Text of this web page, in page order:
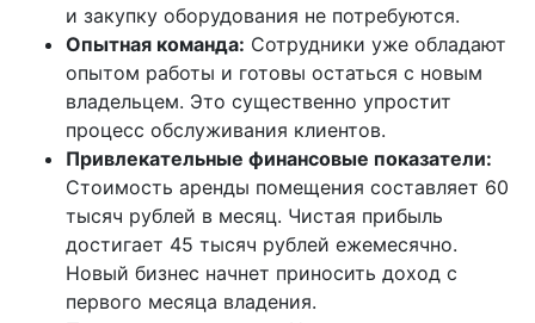
и закупку оборудования не потребуются.
Опытная команда: Сотрудники уже обладают
опытом работы и готовы остаться с новым
владельцем. Это существенно упростит
процесс обслуживания клиентов.
Привлекательные финансовые показатели:
Стоимость аренды помещения составляет 60
тысяч рублей в месяц. Чистая прибыль
достигает 45 тысяч рублей ежемесячно.
Новый бизнес начнет приносить доход с
первого месяца владения.